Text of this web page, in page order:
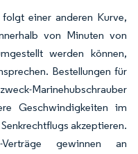
einer anderen Kurve,
von Minuten von
werden können,
Bestellungen für
Marinehubschrauber
Geschwindigkeiten im
akzeptieren.
Verträge gewinnen an